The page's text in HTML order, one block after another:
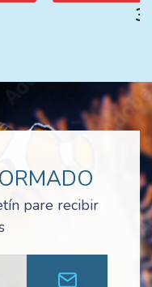
pare recibir